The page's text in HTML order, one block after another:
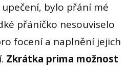
bylo přání mé
přáníčko nesouviselo
focení a naplnění jejich
Zkrátka prima možnost